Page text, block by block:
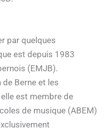
par quelques
est depuis 1983
(EMJB).
Berne et les
est membre de
de musique (ABEM)